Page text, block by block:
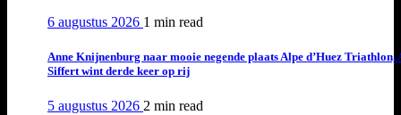
6 augustus 2026 1 min read
Anne Knijnenburg naar mooie negende plaats Alpe d’Huez Triathlon,
Siffert wint derde keer op rij
5 augustus 2026 2 min read